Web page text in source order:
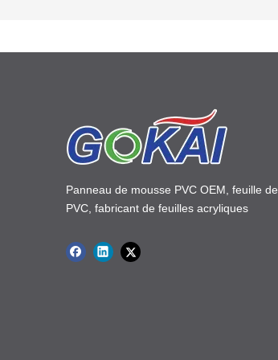
Panneau de mousse PVC OEM, feuille de
PVC, fabricant de feuilles acryliques